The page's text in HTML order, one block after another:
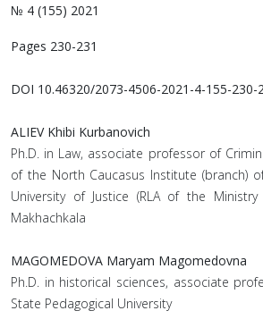
№ 4 (155) 2021
Pages 230-231
DOI 10.46320/2073-4506-2021-4-155-230-
ALIEV Khibi Kurbanovich
Ph.D. in Law, associate professor of
of the North Caucasus Institute (branch)
University of Justice (RLA of the
Makhachkala
MAGOMEDOVA Maryam Magomedovna
Ph.D. in historical sciences, associate
State Pedagogical University